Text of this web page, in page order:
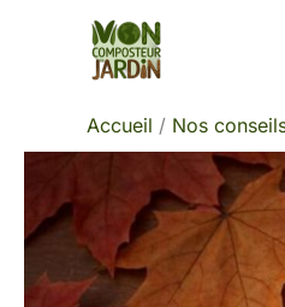
Accueil Nos